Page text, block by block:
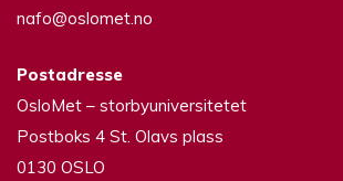
nafo@oslomet.no
Postadresse
OsloMet – storbyuniversitetet
Postboks 4 St. Olavs plass
0130 OSLO